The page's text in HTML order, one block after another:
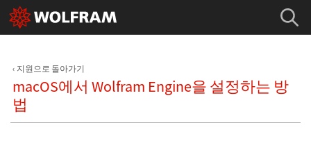
지원으로 돌아가기
macOS에서 Wolfram Engine을 설정하는 방
법